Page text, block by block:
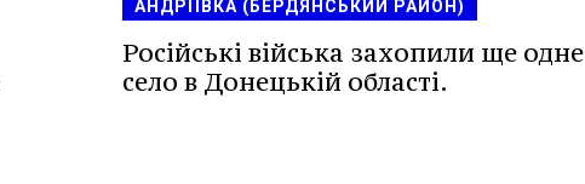
АНДРІЇВКА (БЕРДЯНСЬКИЙ РАЙОН)
Російські війська захопили ще одне
село в Донецькій області.